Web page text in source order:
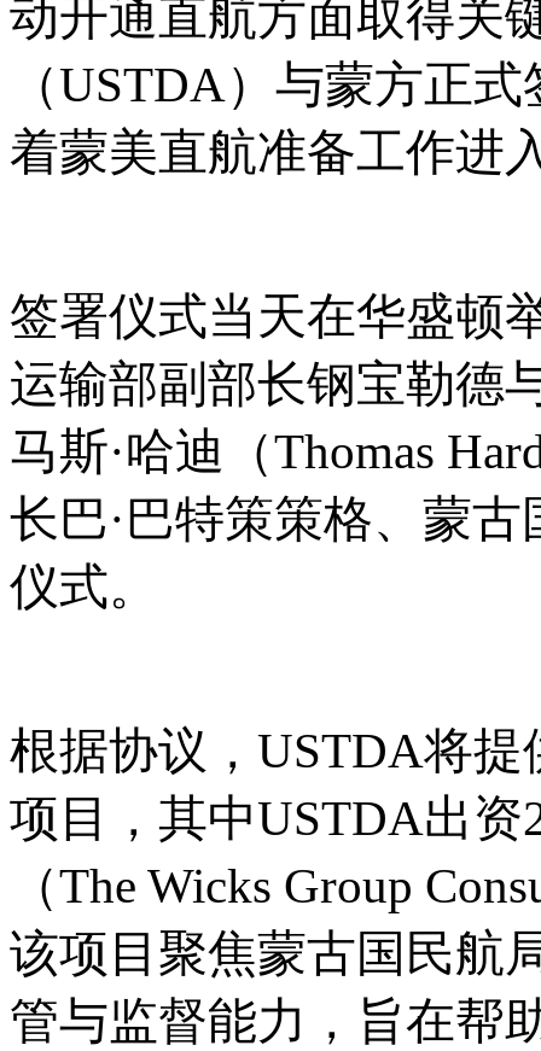
动开通直航方面取得关
（USTDA）与蒙方正
着蒙美直航准备工作进
签署仪式当天在华盛顿
运输部副部长钢宝勒德
马斯·哈迪（Thomas
长巴·巴特策策格、蒙
仪式。
根据协议， USTDA将提
项目，其中USTDA出
（The Wicks Group
该项目聚焦蒙古国民航
管与监督能力，旨在帮